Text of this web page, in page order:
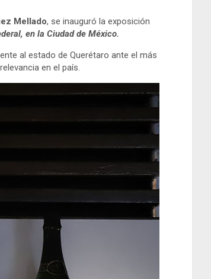
Mellado, se inauguró la exposición
en la Ciudad de México.
al estado de Querétaro ante el más
en el país.